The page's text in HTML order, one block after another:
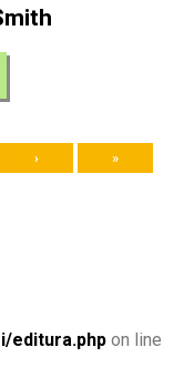
› »
editura.php on line